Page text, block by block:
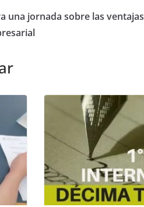
una jornada sobre las ventajas